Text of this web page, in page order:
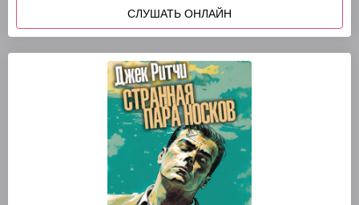
СЛУШАТЬ ОНЛАЙН